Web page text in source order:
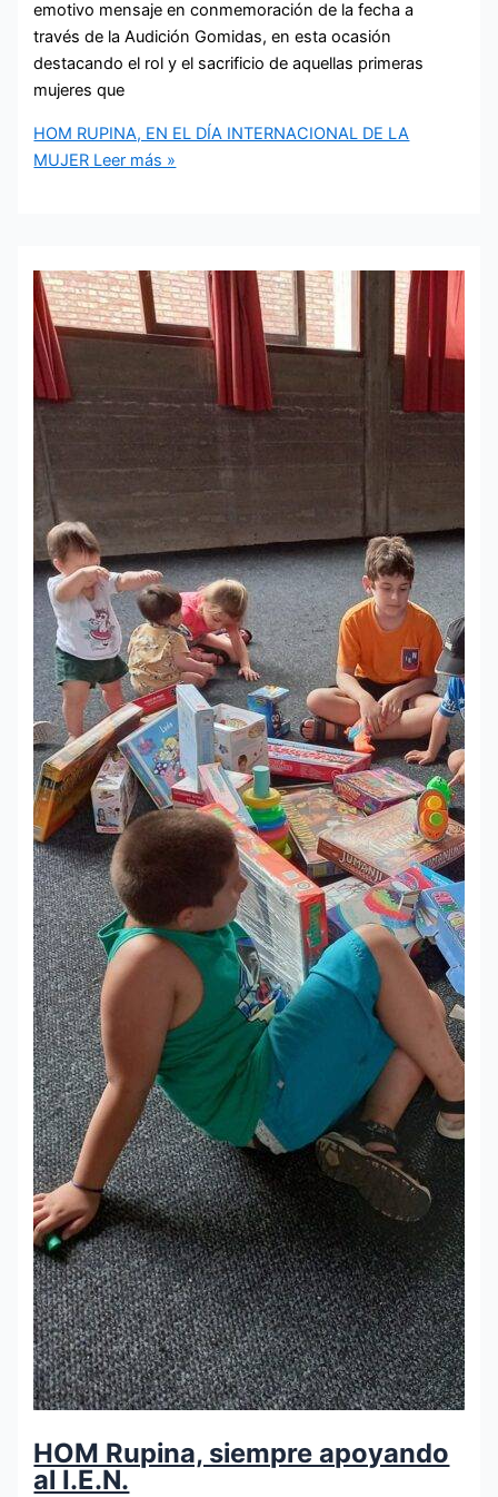
emotivo mensaje en conmemoración de la fecha a
través de la Audición Gomidas, en esta ocasión
destacando el rol y el sacrificio de aquellas primeras
mujeres que
HOM RUPINA, EN EL DÍA INTERNACIONAL DE LA
MUJER Leer más »
HOM Rupina, siempre apoyando
al I.E.N.